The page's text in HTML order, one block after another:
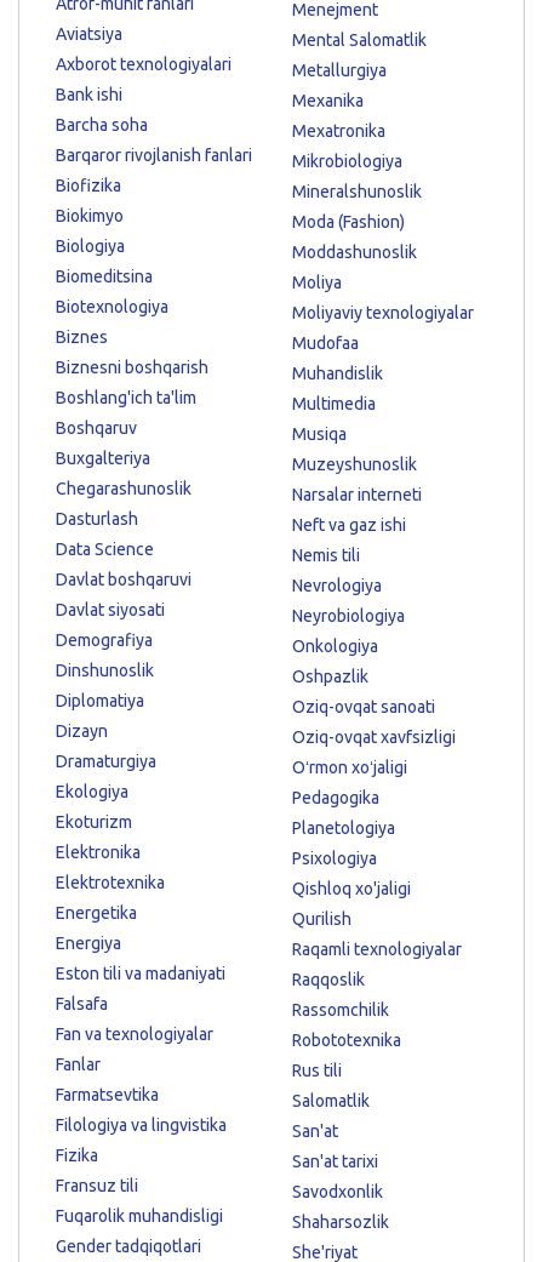
Aviatsiya
Axborot texnologiyalari
Bank ishi
Barcha soha
Barqaror rivojlanish fanlari
Biofizika
Biokimyo
Biologiya
Biomeditsina
Biotexnologiya
Biznes
Biznesni boshqarish
Boshlang'ich ta'lim
Boshqaruv
Buxgalteriya
Chegarashunoslik
Dasturlash
Data Science
Davlat boshqaruvi
Davlat siyosati
Demografiya
Dinshunoslik
Diplomatiya
Dizayn
Dramaturgiya
Ekologiya
Ekoturizm
Elektronika
Elektrotexnika
Energetika
Energiya
Eston tili va madaniyati
Falsafa
Fan va texnologiyalar
Fanlar
Farmatsevtika
Filologiya va lingvistika
Fizika
Fransuz tili
Fuqarolik muhandisligi
Gender tadqiqotlari
Menejment
Mental Salomatlik
Metallurgiya
Mexanika
Mexatronika
Mikrobiologiya
Mineralshunoslik
Moda (Fashion)
Moddashunoslik
Moliya
Moliyaviy texnologiyalar
Mudofaa
Muhandislik
Multimedia
Musiqa
Muzeyshunoslik
Narsalar interneti
Neft va gaz ishi
Nemis tili
Nevrologiya
Neyrobiologiya
Onkologiya
Oshpazlik
Oziq-ovqat sanoati
Oziq-ovqat xavfsizligi
Oʻrmon xoʻjaligi
Pedagogika
Planetologiya
Psixologiya
Qishloq xo'jaligi
Qurilish
Raqamli texnologiyalar
Raqqoslik
Rassomchilik
Robototexnika
Rus tili
Salomatlik
San'at
San'at tarixi
Savodxonlik
Shaharsozlik
She'riyat